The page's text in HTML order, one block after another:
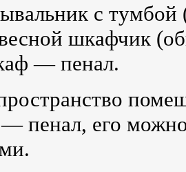
с
шкафчик
— пенал.
пенал, его